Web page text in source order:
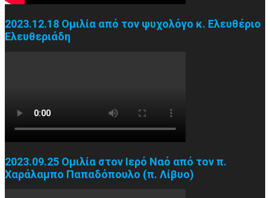
2023.12.18 Ομιλία από τον ψυχολόγο κ. Ελευθέριο
Ελευθεριάδη
2023.09.25 Ομιλία στον Ιερό Ναό από τον π.
Χαράλαμπο Παπαδόπουλο (π. Λίβυο)